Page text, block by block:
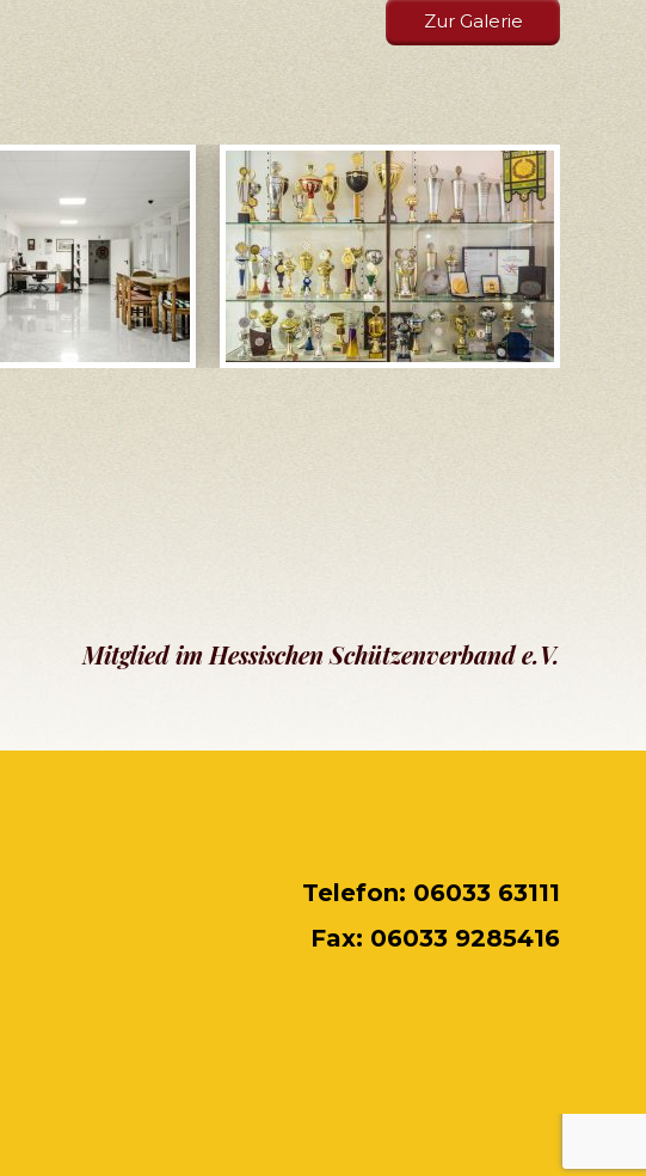
Zur Galerie
Mitglied im Hessischen Schützenverband e.V.
Telefon: 06033 63111
Fax: 06033 9285416